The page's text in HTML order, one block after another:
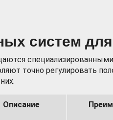
систем
точно регулировать
Описание